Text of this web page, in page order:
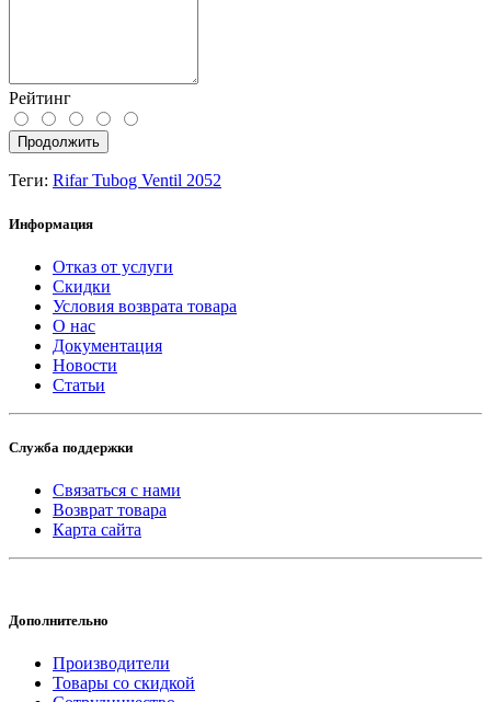
Рейтинг
Продолжить
Теги: Rifar Tubog Ventil 2052
Информация
Отказ от услуги
Скидки
Условия возврата товара
О нас
Документация
Новости
Статьи
Служба поддержки
Связаться с нами
Возврат товара
Карта сайта
Дополнительно
Производители
Товары со скидкой